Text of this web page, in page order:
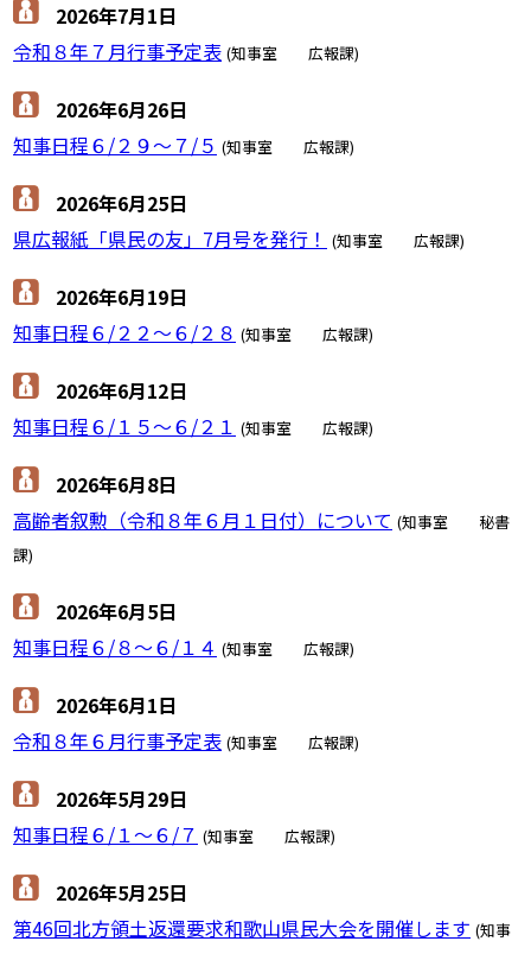
2026年7月1日
令和８年７月行事予定表 (知事室 広報課)
2026年6月26日
知事日程６/２９～７/５ (知事室 広報課)
2026年6月25日
県広報紙「県民の友」7月号を発行！ (知事室 広報課)
2026年6月19日
知事日程６/２２～６/２８ (知事室 広報課)
2026年6月12日
知事日程６/１５～６/２１ (知事室 広報課)
2026年6月8日
高齢者叙勲（令和８年６月１日付）について (知事室 秘書
課)
2026年6月5日
知事日程６/８～６/１４ (知事室 広報課)
2026年6月1日
令和８年６月行事予定表 (知事室 広報課)
2026年5月29日
知事日程６/１～６/７ (知事室 広報課)
2026年5月25日
第46回北方領土返還要求和歌山県民大会を開催します (知事